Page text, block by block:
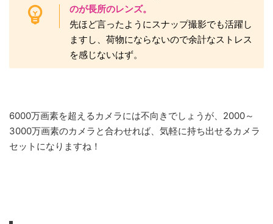
のが長所のレンズ。
先ほど言ったようにスナップ撮影でも活躍し
ますし、荷物にならないので余計なストレス
を感じないはず。
6000万画素を超えるカメラには不向きでしょうが、2000～
3000万画素のカメラと合わせれば、気軽に持ち出せるカメラ
セットになりますね！